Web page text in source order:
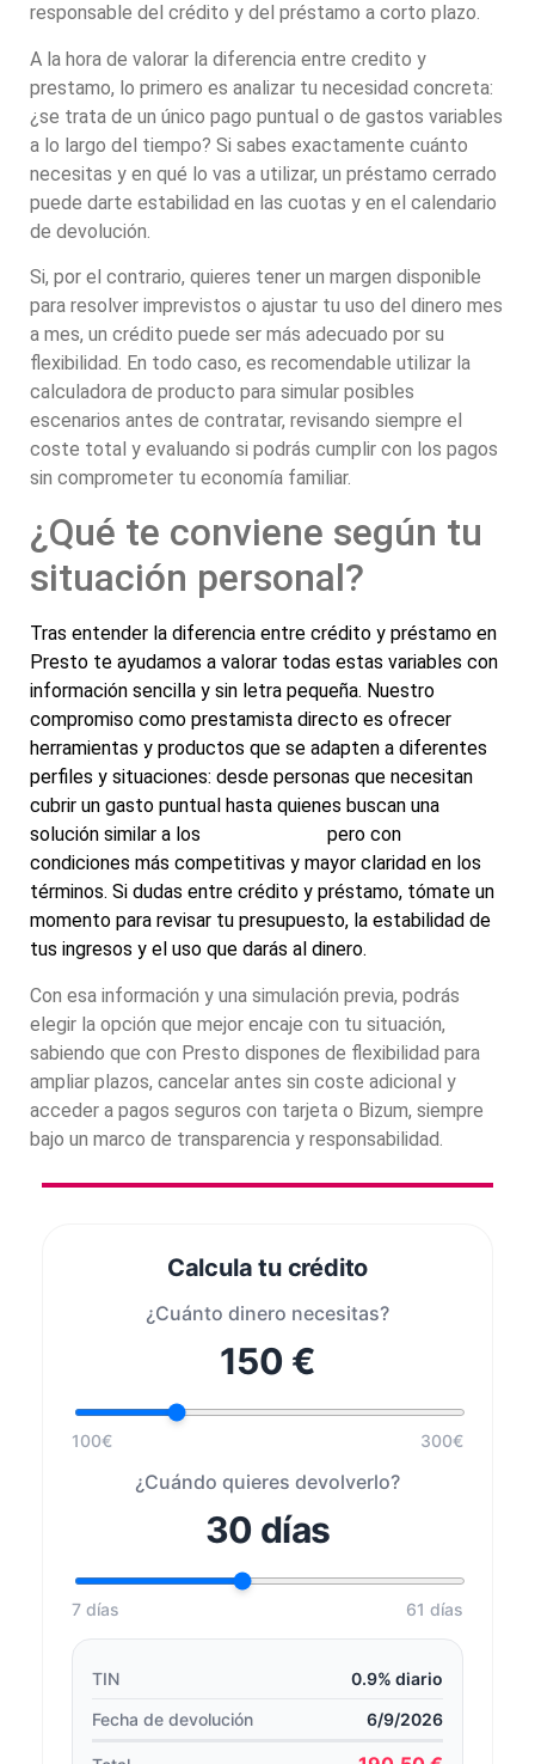
responsable del crédito y del préstamo a corto plazo.
A la hora de valorar la diferencia entre credito y
prestamo, lo primero es analizar tu necesidad concreta:
¿se trata de un único pago puntual o de gastos variables
a lo largo del tiempo? Si sabes exactamente cuánto
necesitas y en qué lo vas a utilizar, un préstamo cerrado
puede darte estabilidad en las cuotas y en el calendario
de devolución.
Si, por el contrario, quieres tener un margen disponible
para resolver imprevistos o ajustar tu uso del dinero mes
a mes, un crédito puede ser más adecuado por su
flexibilidad. En todo caso, es recomendable utilizar la
calculadora de producto para simular posibles
escenarios antes de contratar, revisando siempre el
coste total y evaluando si podrás cumplir con los pagos
sin comprometer tu economía familiar.
¿Qué te conviene según tu
situación personal?
Tras entender la diferencia entre crédito y préstamo en
Presto te ayudamos a valorar todas estas variables con
información sencilla y sin letra pequeña. Nuestro
compromiso como prestamista directo es ofrecer
herramientas y productos que se adapten a diferentes
perfiles y situaciones: desde personas que necesitan
cubrir un gasto puntual hasta quienes buscan una
solución similar a los
pero con
condiciones más competitivas y mayor claridad en los
términos. Si dudas entre crédito y préstamo, tómate un
momento para revisar tu presupuesto, la estabilidad de
tus ingresos y el uso que darás al dinero.
Con esa información y una simulación previa, podrás
elegir la opción que mejor encaje con tu situación,
sabiendo que con Presto dispones de flexibilidad para
ampliar plazos, cancelar antes sin coste adicional y
acceder a pagos seguros con tarjeta o Bizum, siempre
bajo un marco de transparencia y responsabilidad.